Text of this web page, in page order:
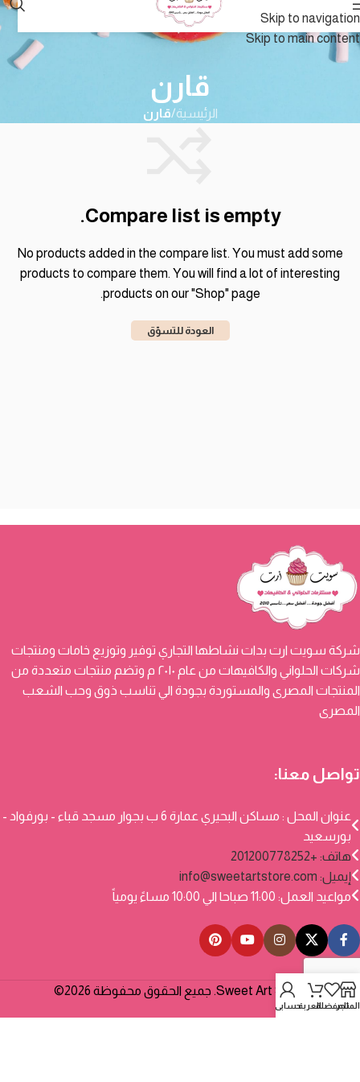
Skip to navigation
Skip to main content
قارن
الرئيسية/قارن
Compare list is empty.
No products added in the compare list. You must add some
products to compare them. You will find a lot of interesting
products on our "Shop" page.
العودة للتسوّق
شركة سويت ارت بدات نشاطها التجاري توفير وتوزيع خامات ومنتجات
شركات الحلواني والكافيهات من عام ٢٠١٠ م وتضم منتجات متعددة من
المنتجات المصرى والمستوردة بجودة الي تناسب ذوق وحب الشعب
المصرى
تواصل معنا:
عنوان المحل : مساكن البحيري عمارة 6 ب بجوار مسجد قباء - بورفواد -
بورسعيد
هاتف: +201200778252
إيميل: info@sweetartstore.com
مواعيد العمل: 11:00 صباحا الي 10:00 مساءً يومياً
Sweet Art Store. جميع الحقوق محفوظة 2026©
المتجرالمفضلةالعربةحسابي